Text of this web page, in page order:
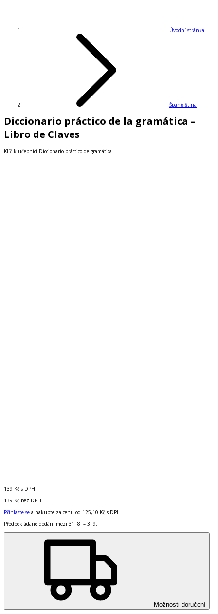
Úvodní stránka
Španělština
Diccionario práctico de la gramática –
Libro de Claves
Klíč k učebnici Diccionario práctico de gramática
139 Kč s DPH
139 Kč bez DPH
Přihlaste se a nakupte za cenu od 125,10 Kč s DPH
Předpokládané dodání mezi 31. 8. – 3. 9.
Možnosti doručení